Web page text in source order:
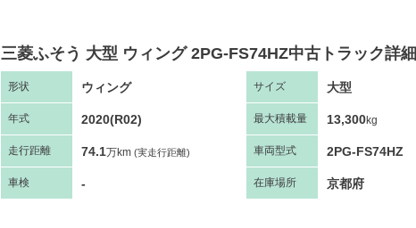
三菱ふそう 大型 ウィング 2PG-FS74HZ中古トラック詳細
形状 ウィング サイズ 大型
年式 2020(R02) 最大積載量 13,300kg
走行距離 74.1万km (実走行距離) 車両型式 2PG-FS74HZ
車検 - 在庫場所 京都府